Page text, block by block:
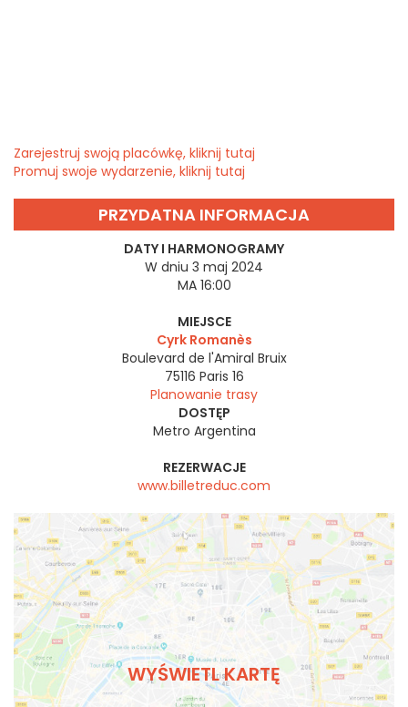
Zarejestruj swoją placówkę, kliknij tutaj
Promuj swoje wydarzenie, kliknij tutaj
PRZYDATNA INFORMACJA
DATY I HARMONOGRAMY
W dniu 3 maj 2024
MA 16:00
MIEJSCE
Cyrk Romanès
Boulevard de l'Amiral Bruix
75116 Paris 16
Planowanie trasy
DOSTĘP
Metro Argentina
REZERWACJE
www.billetreduc.com
WYŚWIETL KARTĘ